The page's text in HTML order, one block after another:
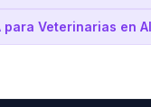
para Veterinarias en